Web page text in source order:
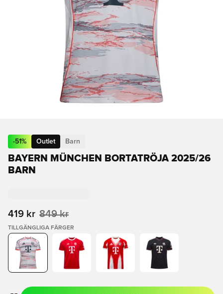
-51% Outlet Barn
BAYERN MÜNCHEN BORTATRÖJA 2025/26
BARN
419 kr 849 kr
TILLGÄNGLIGA FÄRGER